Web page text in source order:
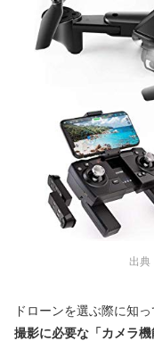
出典
ドローンを選ぶ際に知
撮影に必要な「カメラ機